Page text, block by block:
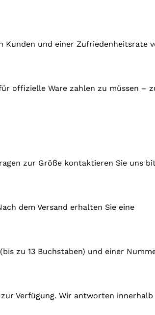
und einer Zufriedenheitsrate
offizielle Ware zahlen zu müssen –
zur Größe kontaktieren Sie uns
dem Versand erhalten Sie eine
zu 13 Buchstaben) und einer
Verfügung. Wir antworten